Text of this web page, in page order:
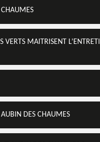
VERTS MAITRISENT
DES CHAUMES